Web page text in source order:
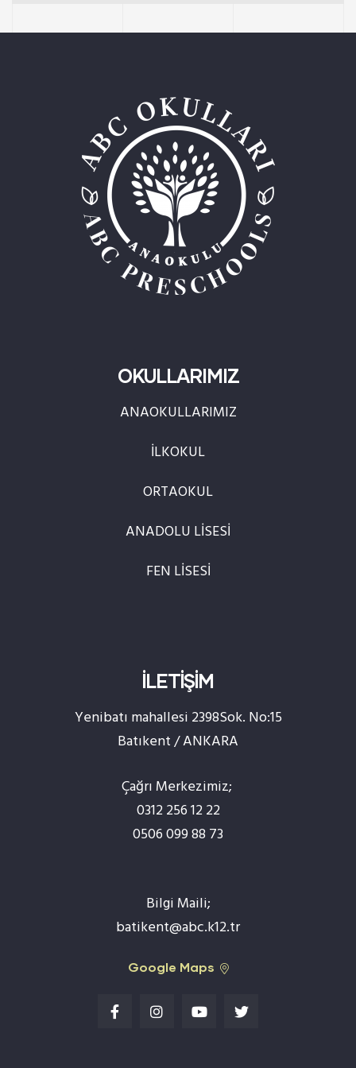
OKULLARIMIZ
ANAOKULLARIMIZ
İLKOKUL
ORTAOKUL
ANADOLU LİSESİ
FEN LİSESİ
İLETİŞİM
Yenibatı mahallesi 2398Sok. No:15
Batıkent / ANKARA
Çağrı Merkezimiz;
0312 256 12 22
0506 099 88 73
Bilgi Maili;
batikent@abc.k12.tr
Google Maps